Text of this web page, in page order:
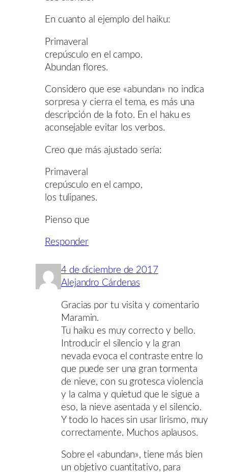
En cuanto al ejemplo del haiku:
Primaveral
crepúsculo en el campo.
Abundan flores.
Considero que ese «abundan» no indica
sorpresa y cierra el tema, es más una
descripción de la foto. En el haku es
aconsejable evitar los verbos.
Creo que más ajustado sería:
Primaveral
crepúsculo en el campo,
los tulipanes.
Pienso que
Responder
4 de diciembre de 2017
Alejandro Cárdenas
Gracias por tu visita y comentario
Maramin.
Tu haiku es muy correcto y bello.
Introducir el silencio y la gran
nevada evoca el contraste entre lo
que puede ser una gran tormenta
de nieve, con su grotesca violencia
y la calma y quietud que le sigue a
eso, la nieve asentada y el silencio.
Y todo lo haces sin usar lirismo, muy
correctamente. Muchos aplausos.
Sobre el «abundan», tiene más bien
un objetivo cuantitativo, para